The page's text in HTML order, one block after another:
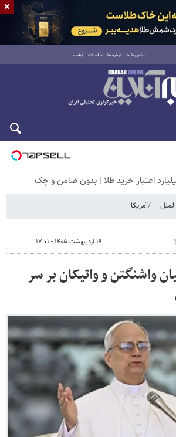
تماس با ما درباره ما تبلیغات آرشیو
شنبه ۱۷ مرداد ۱۴۰۵
آمریکا
۱۹ اردیبهشت ۱۴۰۵ - ۱۷:۰۱
واشنگتن و واتیکان بر سر
×